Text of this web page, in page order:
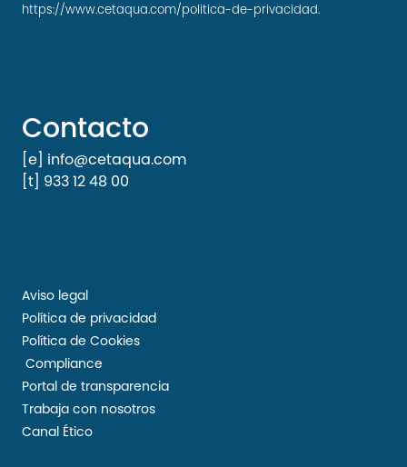
https://www.cetaqua.com/politica-de-privacidad.
Contacto
[e] info@cetaqua.com
[t] 933 12 48 00
Aviso legal
Política de privacidad
Política de Cookies
Compliance
Portal de transparencia
Trabaja con nosotros
Canal Ético